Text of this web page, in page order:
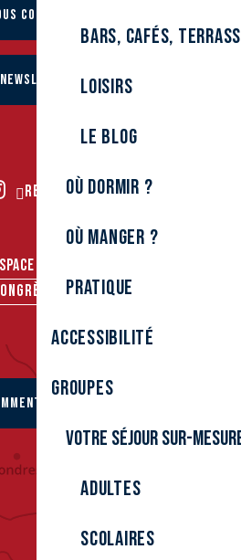
Bars, cafés,
Loisirs
Le Blog
Où dormir ?
Où manger ?
Pratique
Accessibilité
Groupes
Votre séjour sur-
Adultes
Scolaires
CONTACTER
NEWSLETTER
REJOIGNEZ-NOUS
PRO
& SÉMINAIRES
VENIR ?